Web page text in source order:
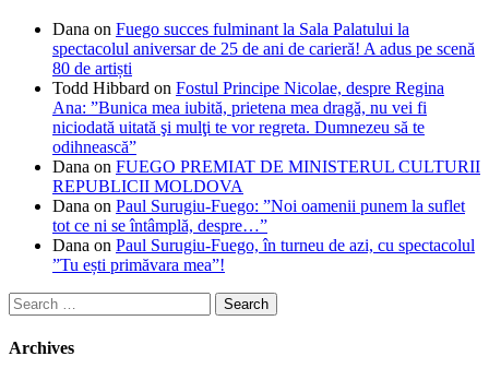
Dana on Fuego succes fulminant la Sala Palatului la
spectacolul aniversar de 25 de ani de carieră! A adus pe scenă
80 de artiști
Todd Hibbard on Fostul Principe Nicolae, despre Regina
Ana: ”Bunica mea iubită, prietena mea dragă, nu vei fi
niciodată uitată şi mulţi te vor regreta. Dumnezeu să te
odihnească”
Dana on FUEGO PREMIAT DE MINISTERUL CULTURII
REPUBLICII MOLDOVA
Dana on Paul Surugiu-Fuego: ”Noi oamenii punem la suflet
tot ce ni se întâmplă, despre…”
Dana on Paul Surugiu-Fuego, în turneu de azi, cu spectacolul
”Tu ești primăvara mea”!
Search
for:
Archives